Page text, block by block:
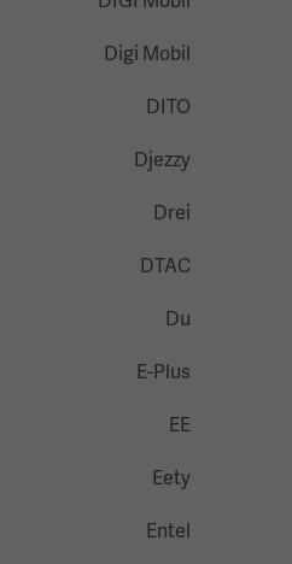
Digi Mobil
DITO
Djezzy
Drei
DTAC
Du
E-Plus
EE
Eety
Entel